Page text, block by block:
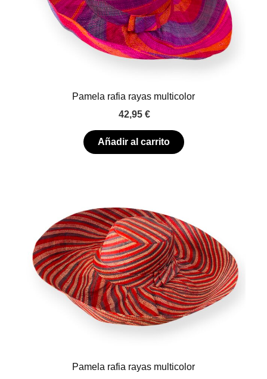
Pamela rafia rayas multicolor
42,95 €
Añadir al carrito
Pamela rafia rayas multicolor